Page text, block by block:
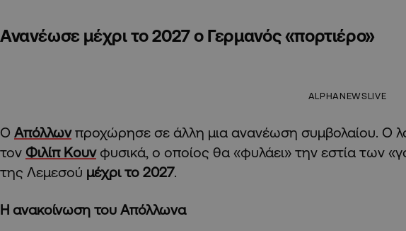
Ανανέωσε μέχρι το 2027 ο Γερμανός «πορτιέρο»
ALPHANEWSLIVE
Ο Απόλλωνπροχώρησε σε άλλη μια ανανέωση συμβολαίου. Ο
τον Φιλίπ Κουνφυσικά, ο οποίος θα «φυλάει» την εστία των
της Λεμεσού μέχρι το 2027.
Η ανακοίνωση του Απόλλωνα